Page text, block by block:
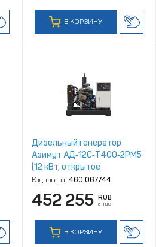
В КОРЗИНУ
Дизельный генератор
Азимут АД‑12С‑Т400‑2РM5
(12 кВт, открытое
исполнение, двигатель
Код товара: 460.067744
452 255 RUB
с НДС
В КОРЗИНУ